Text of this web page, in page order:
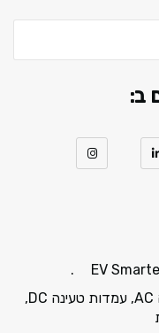
ב:
EV
.
מתמחים ביבוא והתקנות עמדות טעינה AC, עמדות טעינה DC,